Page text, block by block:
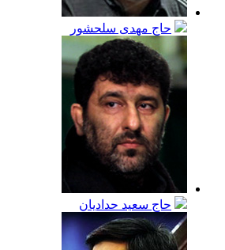
حاج مهدی سلحشور
حاج سعيد حداديان